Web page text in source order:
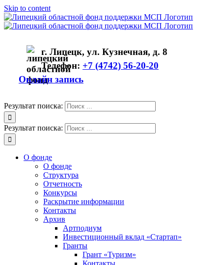
Skip to content
г. Липецк, ул. Кузнечная, д. 8
Телефон: +7 (4742) 56-20-20
Онлайн запись
Результат поиска:
Результат поиска:
О фонде
О фонде
Структура
Отчетность
Конкурсы
Раскрытие информации
Контакты
Архив
Артподиум
Инвестиционный вклад «Стартап»
Гранты
Грант «Туризм»
Контакты